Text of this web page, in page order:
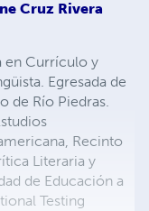
Cruz Rivera
en Currículo y
Egresada de
de Río Piedras.
Recinto
Literaria y
de Educación a
Testing